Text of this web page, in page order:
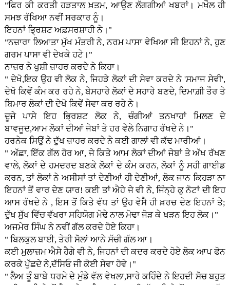
"ਫਿਰ ਕੀ ਕਰਤੀ ਹੜਤਾਲ ਖ਼ਤਮ, ਆਉਣ ਲੱਗਗੀਆਂ ਖਬਰਾਂ। ਮਖੌਲ ਹੀ
ਸਮਝ ਰੱਖਿਆ ਨਵੀਂ ਸਰਕਾਰ ਨੂੰ।
ਇਹਨਾਂ ਭ੍ਰਿਸ਼ਟ ਅਫ਼ਸਰਸ਼ਾਹੀ ਨੇ।"
"ਨਜ਼ਾਰਾ ਲਿਆਤਾ ਮੁੱਖ ਮੰਤਰੀ ਨੇ, ਨਰਮ ਪਾਸਾ ਵੇਖਿਆ ਸੀ ਇਹਨਾਂ ਨੇ, ਹੁਣ
ਗਰਮ ਪਾਸਾ ਵੀ ਦੇਖਕੇ ਹਟੇ।"
ਨਾਜ਼ਰ ਨੇ ਖੁਸ਼ੀ ਜ਼ਾਹਰ ਕਰਦੇ ਨੇ ਕਿਹਾ।
" ਦੇਖੋ,ਇਕ ਉਹ ਵੀ ਲੋਕ ਨੇ, ਜਿਹੜੇ ਲੋਕਾਂ ਦੀ ਸੇਵਾ ਕਰਦੇ ਨੇ 'ਸਮਾਜ ਸੇਵੀ',
ਦੇਖੋ ਕਿਵੇਂ ਕੰਮ ਕਰ ਰਹੇ ਨੇ, ਬੇਸਹਾਰੇ ਲੋਕਾਂ ਦੇ ਸਹਾਰੇ ਬਣਦੇ, ਦਿਮਾਗ਼ੀ ਤੌਰ ਤੇ
ਬਿਮਾਰ ਲੋਕਾਂ ਦੀ ਦੇਖੋ ਕਿਵੇਂ ਸੇਵਾ ਕਰ ਰਹੇ ਨੇ।
ਦੂਜੇ ਪਾਸੇ ਇਹ ਭ੍ਰਿਸ਼ਟ ਲੋਕ ਨੇ, ਚੰਗੀਆਂ ਤਨਖਾਹਾਂ ਮਿਲਣ ਦੇ
ਬਾਵਜੂਦ,ਆਮ ਲੋਕਾਂ ਦੀਆਂ ਜੇਬਾਂ ਤੇ ਹਰ ਵੇਲੇ ਨਿਗਾਹ ਰੱਖਦੇ ਨੇ।"
ਹਰਨੇਕ ਸਿਉਂ ਨੇ ਦੁੱਖ ਜ਼ਾਹਰ ਕਰਦੇ ਨੇ ਕ‌ਈ ਗਾਲਾਂ ਵੀ ਕੱਢ ਮਾਰੀਆਂ।
" ਅੱਛਾ, ਇੱਕ ਗੱਲ ਹੋਰ ਆ, ਜੇ ਕਿਤੇ ਆਮ ਲੋਕਾਂ ਦੀਆਂ ਜੇਬਾਂ ਤੇ ਅੱਖ ਰੱਖਣ
ਵਾਲੇ, ਲੋਕਾਂ ਦੇ ਹਮਦਰਦ ਬਣਕੇ ਲੋਕਾਂ ਦੇ ਕੰਮ ਕਰਨ, ਲੋਕਾਂ ਨੂੰ ਸਹੀ ਗਾਈਡ
ਕਰਨ, ਤਾਂ ਲੋਕਾਂ ਨੇ ਅਸੀਸਾਂ ਤਾਂ ਦੇਣੀਆਂ ਹੀ ਦੇਣੀਆਂ, ਲੋਕ ਜਾਨ ਕਿਹੜਾ ਨਾ
ਇਹਨਾਂ ਤੋਂ ਵਾਰ ਦੇਣ ਯਾਰ! ਕ‌ਈ ਤਾਂ ਐਹੇ ਜੇ ਵੀ ਨੇ, ਜਿੰਨ੍ਹੇ ਕੁ ਨੋਟਾਂ ਦੀ ਇਹ
ਆਸ ਰੱਖਦੇ ਨੇ , ਇਸ ਤੋਂ ਕਿਤੇ ਵੱਧ ਤਾਂ ਉਹ ਵੇਸੈ ਹੀ ਖ਼ਰਚ ਦੇਣ ਇਹਨਾਂ ਤੇ;
ਦੁੱਖ ਸੁੱਖ ਵਿੱਚ ਵੱਖਰਾ ਸਹਿਯੋਗ ਮੋਢੇ ਨਾਲ ਮੋਢਾ ਜੋੜ ਕੇ ਖੜਨ ਇਹ ਲੋਕ।"
ਅਜਮੇਰ ਸਿੰਘ ਨੇ ਨਵੀਂ ਗੱਲ ਕਰਦੇ ਹੋਏ ਕਿਹਾ।
" ਬਿਲਕੁਲ ਬਾਈ, ਤੇਰੀ ਸੋਲਾਂ ਆਨੇ ਸੱਚੀ ਗੱਲ ਆ।
ਕ‌ਈ ਮੁਲਾਜ਼ਮ ਐਸੇ ਹੈਗੇ ਵੀ ਨੇ, ਜਿਹਨਾਂ ਦੀ ਕਦਰ ਕਰਦੇ ਹੋਏ ਲੋਕ ਆਪ ਫੋਨ
ਕਰਕੇ ਪੁੱਛਦੇ ਨੇ,ਦੱਸਿਓ ਜੀ ਕੋਈ ਸੇਵਾ ਹੋਵੇ।"
" ਲੈਅ ਤੂੰ ਬਾਬੇ ਧਰਮੇ ਦੇ ਮੁੰਡੇ ਵੱਲ ਵੇਖਲਾ,ਸਾਰੇ ਕਹਿੰਦੇ ਨੇ ਇਹਦੀ ਸੋਚ ਬਹੁਤ